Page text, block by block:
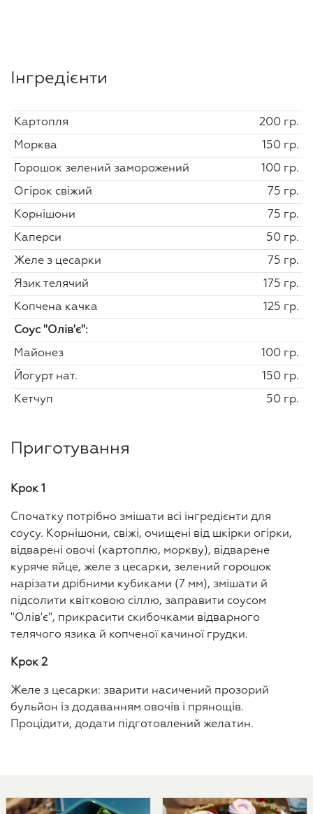
Інгредієнти
Картопля 200 гр.
Морква 150 гр.
Горошок зелений заморожений 100 гр.
Огірок свіжий 75 гр.
Корнішони 75 гр.
Каперси 50 гр.
Желе з цесарки 75 гр.
Язик телячий 175 гр.
Копчена качка 125 гр.
Соус "Олів'є":
Майонез 100 гр.
Йогурт нат. 150 гр.
Кетчуп 50 гр.
Приготування
Крок 1
Спочатку потрібно змішати всі інгредієнти для
соусу. Корнішони, свіжі, очищені від шкірки огірки,
відварені овочі (картоплю, моркву), відварене
куряче яйце, желе з цесарки, зелений горошок
нарізати дрібними кубиками (7 мм), змішати й
підсолити квітковою сіллю, заправити соусом
"Олів'є", прикрасити скибочками відварного
телячого язика й копченої качиної грудки.
Крок 2
Желе з цесарки: зварити насичений прозорий
бульйон із додаванням овочів і прянощів.
Процідити, додати підготовлений желатин.